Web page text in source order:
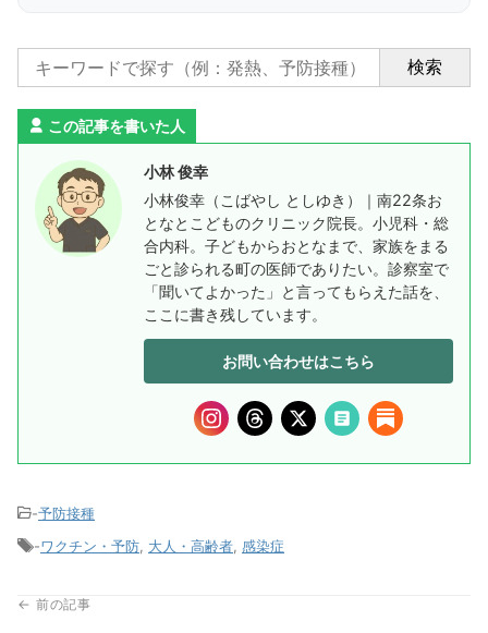
検索
この記事を書いた人
小林 俊幸
小林俊幸（こばやし としゆき）｜南22条お
となとこどものクリニック院長。小児科・総
合内科。子どもからおとなまで、家族をまる
ごと診られる町の医師でありたい。診察室で
「聞いてよかった」と言ってもらえた話を、
ここに書き残しています。
お問い合わせはこちら
-予防接種
-ワクチン・予防, 大人・高齢者, 感染症